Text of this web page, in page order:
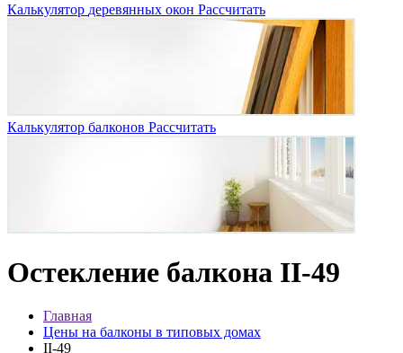
Калькулятор деревянных окон Рассчитать
Калькулятор балконов Рассчитать
Остекление балкона II-49
Главная
Цены на балконы в типовых домах
II-49